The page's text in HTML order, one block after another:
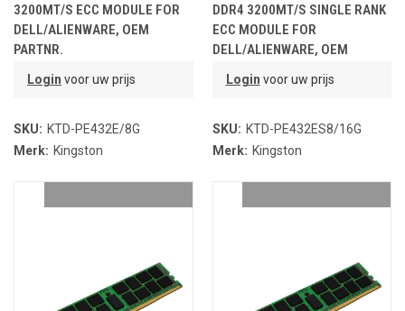
3200MT/S ECC MODULE FOR
DELL/ALIENWARE, OEM
PARTNR.
Login voor uw prijs
SKU: KTD-PE432E/8G
Merk: Kingston
DDR4 3200MT/S SINGLE RANK
ECC MODULE FOR
DELL/ALIENWARE, OEM
Login voor uw prijs
SKU: KTD-PE432ES8/16G
Merk: Kingston